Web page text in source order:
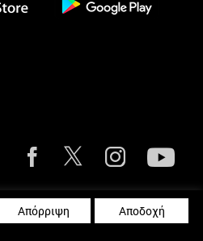
| Όροι και Κανόνες | Πλοηγός
Αποδοχή
Απόρριψη